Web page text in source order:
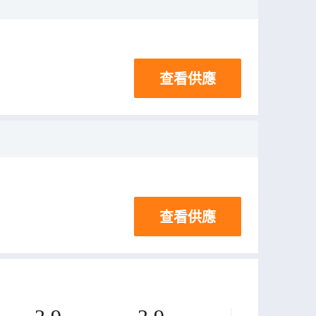
查看供應
查看供應